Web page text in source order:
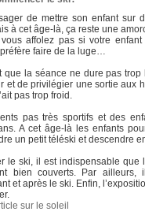
de mettre son enfant sur
à cet âge-là, ça reste une
affolez pas si votre
préfère faire de la luge…
que la séance ne dure pas
et de privilégier une sortie aux
pas trop froid.
pas très sportifs et des
A cet âge-là les enfants
un petit téléski et descendre
le ski, il est indispensable que
bien couverts. Par
et après le ski. Enfin,
sur le soleil